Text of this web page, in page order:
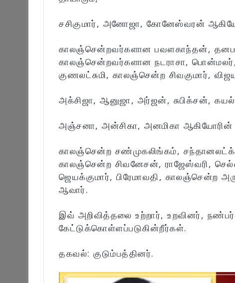
சசிகுமார், அனோஜா, கோனேஸ்வரன்
காலஞ்சென்றவர்களான பவளகாந்தன்,
காலஞ்சென்றவர்களான நடராசா,
குணலட்சுமி, காலஞ்சென்ற சிவகுமார்,
அக்சிஜா, ஆனுஜா, அர்ஜன், சுபிக்சன்,
அஞ்சனா, அன்சிகா, அனமிகா ஆகியோரின்
காலஞ்சென்ற சண்முகலிங்கம்,
காலஞ்சென்ற சிவனேசன், ராஜேஸ்வரி,
ஜெயக்குமார், பிரேமாவதி, காலஞ்சென்ற
ஆவார்.
இவ் அறிவித்தலை உற்றார், உறவினர்,
கேட்டுக்கொள்ளப்படுகின்றீர்கள்.
தகவல்: குடும்பத்தினர்.